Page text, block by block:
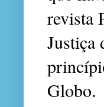
revista
Justiça
Globo.